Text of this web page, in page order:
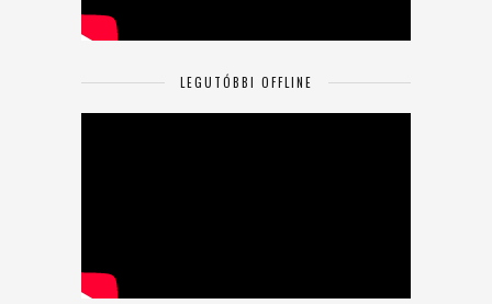
LEGUTÓBBI OFFLINE